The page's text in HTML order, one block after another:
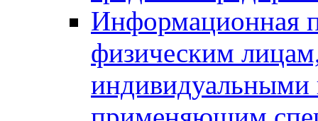
Информационная
физическим
индивидуальными